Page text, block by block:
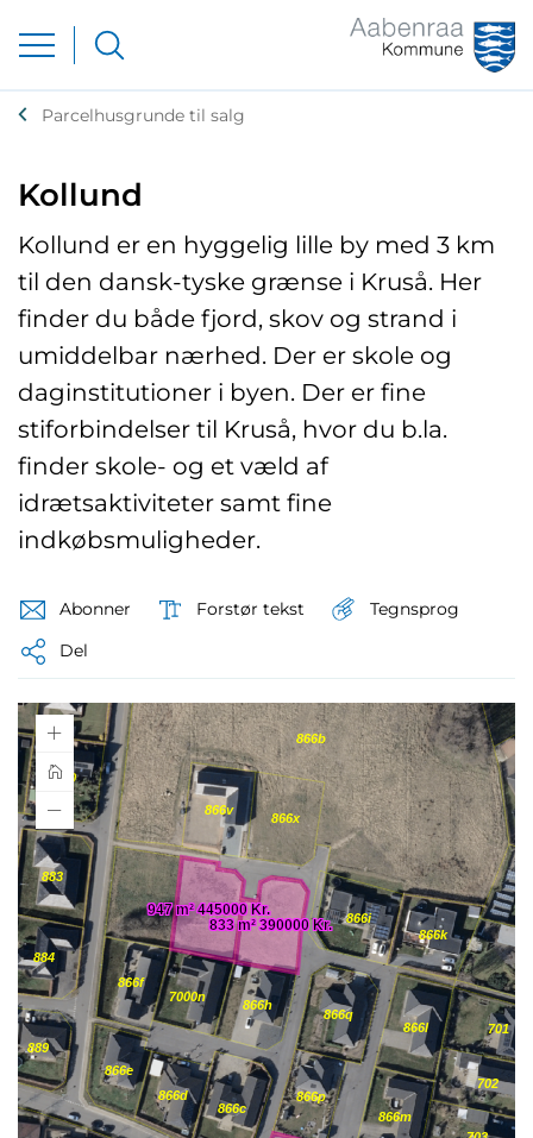
Parcelhusgrunde til salg
Kollund
Kollund er en hyggelig lille by med 3 km
til den dansk-tyske grænse i Kruså. Her
finder du både fjord, skov og strand i
umiddelbar nærhed. Der er skole og
daginstitutioner i byen. Der er fine
stiforbindelser til Kruså, hvor du b.la.
finder skole- og et væld af
idrætsaktiviteter samt fine
indkøbsmuligheder.
Abonner Forstør tekst
Tegnsprog
Del